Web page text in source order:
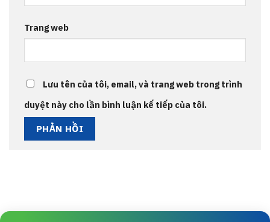
Trang web
Lưu tên của tôi, email, và trang web trong trình
duyệt này cho lần bình luận kế tiếp của tôi.